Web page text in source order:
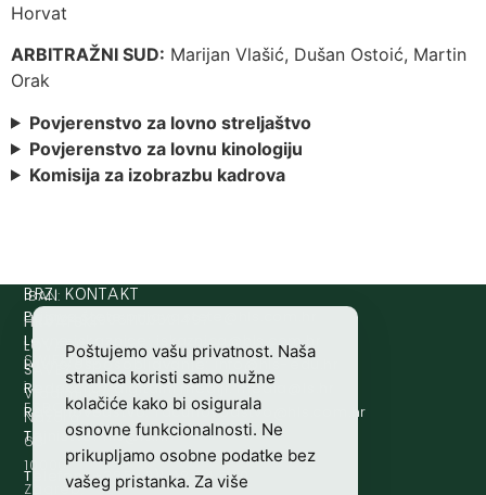
Horvat
ARBITRAŽNI SUD: Marijan Vlašić, Dušan Ostoić, Martin
Orak
Povjerenstvo za lovno streljaštvo
Povjerenstvo za lovnu kinologiju
Komisija za izobrazbu kadrova
HRVATSKI
LOVAČKI
SAVEZ
Vladimira
Nazora
63
10000
Zagreb,
IBAN:
HR8124020061100501497
SWIFT/BIC
:
ESBCHR22
BRZI KONTAKT
Prijava štete:
Lovne iskaznice:
rh.moc.slh
@acinzaksi
Lovno osposobljavanje:
rh.ude-slh
@ofni
Redakcija/ digitalni mediji:@aidem
Računovodstvo:
rh.moc.slh
@ovtsdovonucar
Tajništvo:
rh.sl
@slh
Telefon: +385 (0)1 48 34 560
Poštujemo vašu privatnost. Naša
stranica koristi samo nužne
kolačiće kako bi osigurala
osnovne funkcionalnosti. Ne
prikupljamo osobne podatke bez
vašeg pristanka. Za više